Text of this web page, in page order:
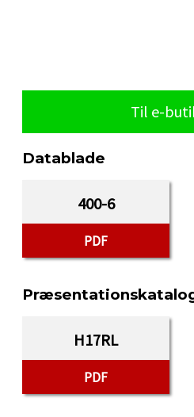
Til e-
Datablade
400-6
PDF
H17RL
PDF